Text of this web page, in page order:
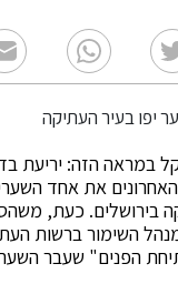
במראה הזה: יריעת
את אחד
בירושלים. כעת,
השימור ברשות
הפנים" שעבר השער